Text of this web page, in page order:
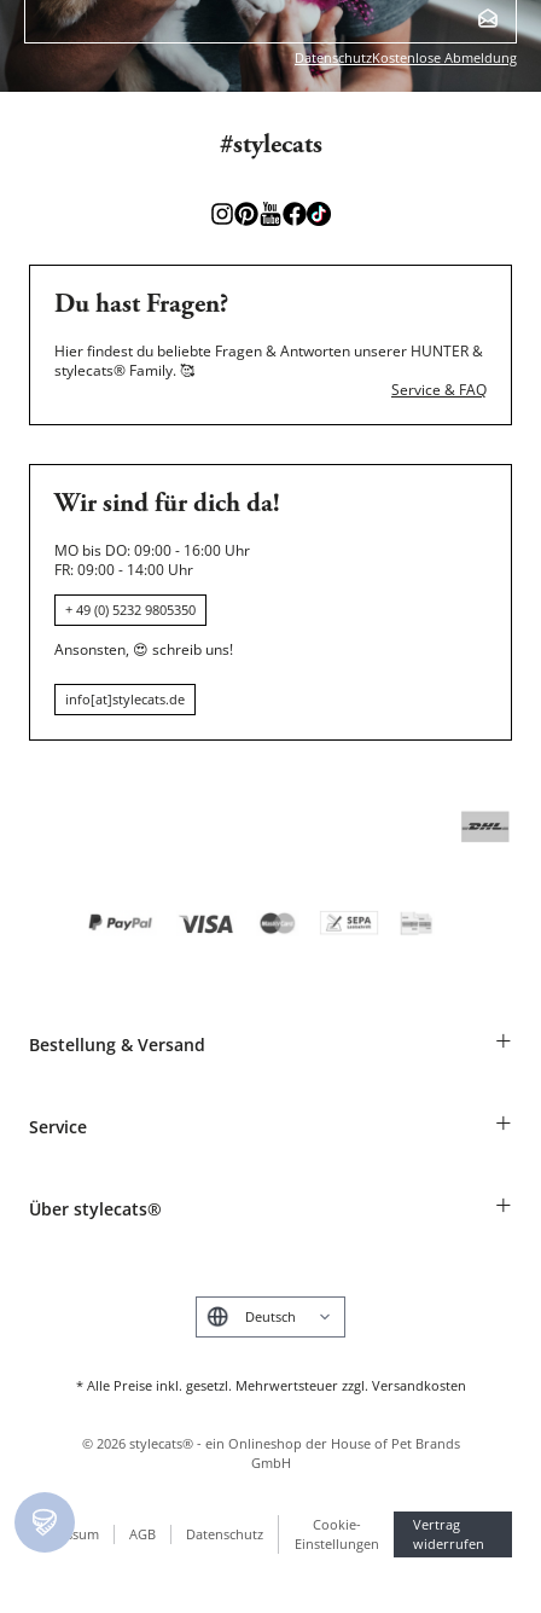
DatenschutzKostenlose Abmeldung
#stylecats
Du hast Fragen?
Hier findest du beliebte Fragen & Antworten unserer HUNTER &
stylecats® Family.🥰
Service & FAQ
Wir sind für dich da!
MO bis DO: 09:00 - 16:00 Uhr
FR: 09:00 - 14:00 Uhr
+ 49 (0) 5232 9805350
Ansonsten, 😍 schreib uns!
info[at]stylecats.de
Bestellung & Versand +
Informationen zur Lieferung
Produkte reklamieren und zurücksenden
Service +
Tierkrankenversicherung
Über stylecats® +
* Alle Preise inkl. gesetzl. Mehrwertsteuer zzgl. Versandkosten
English
Impressum AGB Datenschutz
Cookie-
Einstellungen
Vertrag
widerrufen
© 2026 stylecats® - ein Onlineshop der House of Pet Brands
GmbH